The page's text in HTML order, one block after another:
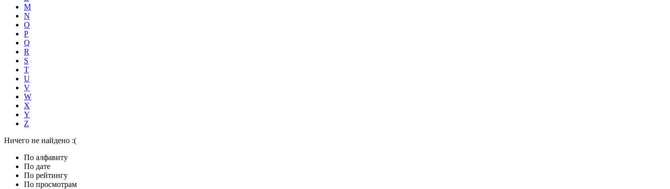
M
N
O
P
Q
R
S
T
U
V
W
X
Y
Z
Ничего не найдено :(
По алфавиту
По дате
По рейтингу
По просмотрам